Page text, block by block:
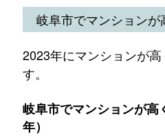
岐阜市でマンション
2023年にマンションが
す。
岐阜市でマンションが高
年）